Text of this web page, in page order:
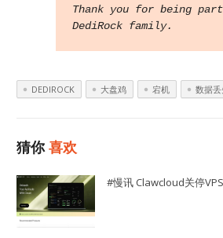
Thank you for being
DediRock family.
DEDIROCK 大盘鸡 宕机 数据丢
猜你喜欢
#慢讯 Clawcloud关停